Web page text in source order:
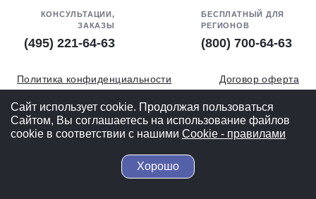
КОНСУЛЬТАЦИИ,
ЗАКАЗЫ
(495) 221-64-63
БЕСПЛАТНЫЙ ДЛЯ
РЕГИОНОВ
(800) 700-64-63
Политика конфиденциальности
Договор оферта
Обработка персональных данных
СОУТ
Полная версия
© 2004-2026 ВелоСклад.ру - более 20 лет радуем Вас!
Сайт использует cookie. Продолжая пользоваться
Сайтом, Вы соглашаетесь на использование файлов
cookie в соответствии с нашими Cookiе - правилами
Хорошо